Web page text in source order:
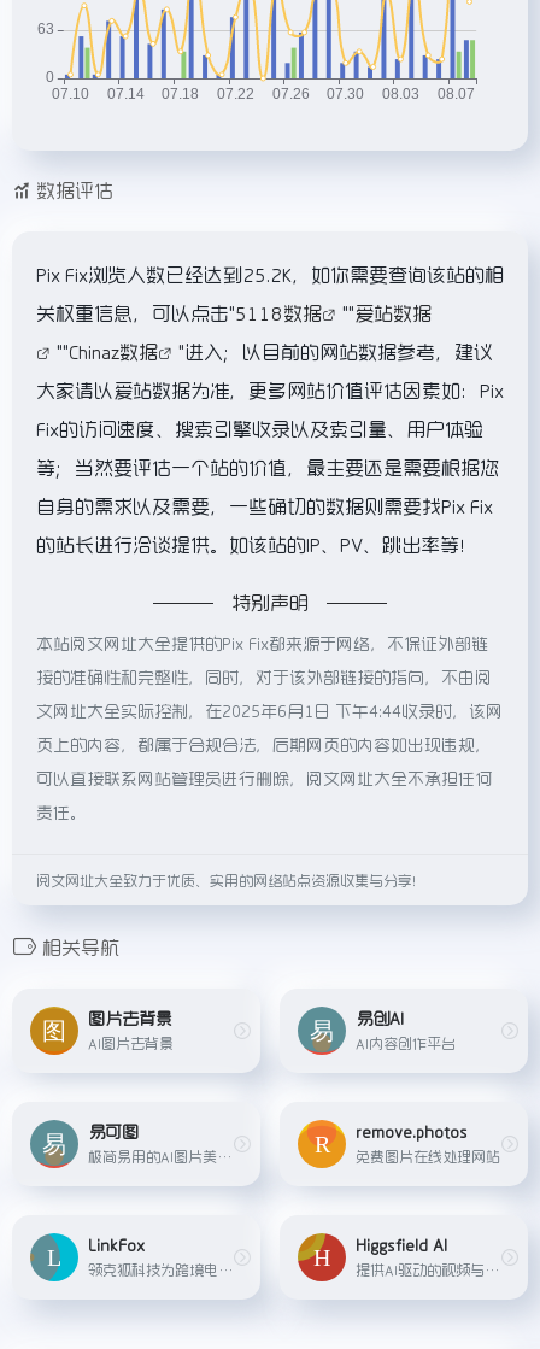
数据评估
Pix Fix浏览人数已经达到25.2K，如你需要查询该站的相
关权重信息，可以点击"5118数据 ""爱站数据
""Chinaz数据
"进入；以目前的网站数据参考，建议
大家请以爱站数据为准，更多网站价值评估因素如：Pix
Fix的访问速度、搜索引擎收录以及索引量、用户体验
等；当然要评估一个站的价值，最主要还是需要根据您
自身的需求以及需要，一些确切的数据则需要找Pix Fix
的站长进行洽谈提供。如该站的IP、PV、跳出率等！
特别声明
本站阅文网址大全提供的Pix Fix都来源于网络，不保证外部链
接的准确性和完整性，同时，对于该外部链接的指向，不由阅
文网址大全实际控制，在2025年6月1日 下午4:44收录时，该网
页上的内容，都属于合规合法，后期网页的内容如出现违规，
可以直接联系网站管理员进行删除，阅文网址大全不承担任何
责任。
阅文网址大全致力于优质、实用的网络站点资源收集与分享！
相关导航
图片去背景
AI图片去背景
易创AI
AI内容创作平台
易可图
极简易用的AI图片美化及海报在线设计平台，提供AI商品图、AI模特、AI文案、智能抠图、图片压缩等，每日更新，轻松搞定设计！
remove.photos
免费图片在线处理网站
LinkFox
领克狐科技为跨境电商卖家提供的一站式AI解决方案，包括AI模特、AI穿衣、AI做图、AI创意等多种工具，帮助卖家降低商拍成本。
Higgsfield AI
提供AI驱动的视频与图像生成服务的平台，具备无限生成、丰富预设（含专业级视频生成、视觉特效、相机控制等）及多场景（病毒式内容、动作画面、商业广告等）创作功能，可一键生成可分享内容。